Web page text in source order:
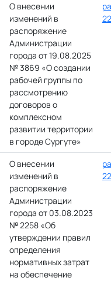
О внесении
изменений в
распоряжение
Администрации
города от 19.08.2025
№ 3869 «О создании
рабочей группы по
рассмотрению
договоров о
комплексном
развитии территории
в городе Сургуте»
О внесении
изменений в
распоряжение
Администрации
города от 03.08.2023
№ 2258 «Об
утверждении правил
определения
нормативных затрат
на обеспечение